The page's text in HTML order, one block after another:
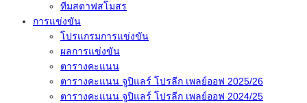
ทีมสตาฟสโมสร
การแข่งขัน
โปรแกรมการแข่งขัน
ผลการแข่งขัน
ตารางคะแนน
ตารางคะแนน จูปิแลร์ โปรลีก เพลย์ออฟ 2025/26
ตารางคะแนน จูปิแลร์ โปรลีก เพลย์ออฟ 2024/25